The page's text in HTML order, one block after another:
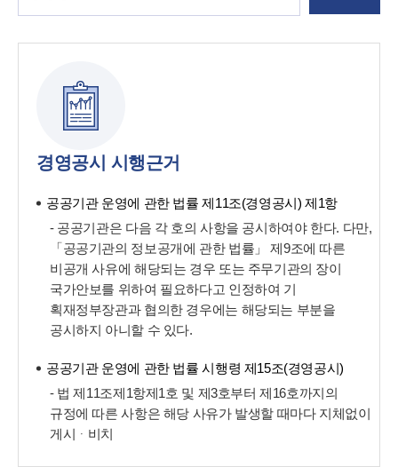
경영공시 시행근거
공공기관 운영에 관한 법률 제11조(경영공시) 제1항
- 공공기관은 다음 각 호의 사항을 공시하여야 한다. 다만,
「공공기관의 정보공개에 관한 법률」 제9조에 따른
비공개 사유에 해당되는 경우 또는 주무기관의 장이
국가안보를 위하여 필요하다고 인정하여 기
획재정부장관과 협의한 경우에는 해당되는 부분을
공시하지 아니할 수 있다.
공공기관 운영에 관한 법률 시행령 제15조(경영공시)
- 법 제11조제1항제1호 및 제3호부터 제16호까지의
규정에 따른 사항은 해당 사유가 발생할 때마다 지체없이
게시ᆞ비치